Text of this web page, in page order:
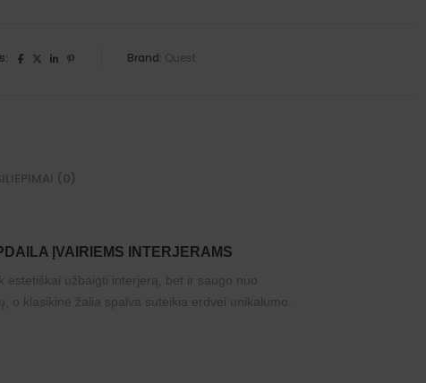
Brand: Quest
(0)
ĮVAIRIEMS INTERJERAMS
užbaigti interjerą, bet ir saugo nuo
klasikinė žalia spalva suteikia erdvei unikalumo.